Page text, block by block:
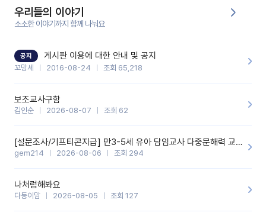
을 많이 하는데,꼬망봇 덕분에 고민하는 시간을 줄이고 학부모님을
안심시킬 수 있었습니다.이 부분은 꼬망봇이 추가로 알려준 응대 tip
입니다.학부모님께 전화를 드리기 전에, 내용을 숙지하여 좀 더 전문
성 있는 교사가 되어 대화를 나눌 수 있었습니다.꼬망세 AI학부모 응
기능을 개발해 주셔서 감사합니다.
우리들의 이야기
소소한 이야기까지 함께 나눠요
공지 게시판 이용에 대한 안내 및 공지
꼬망세 2016-08-24 조회 65,218
보조교사구함
김인순 2026-08-07 조회 62
[설문조사/기프티콘지급] 만3-5세 유아 담임교사 다중문해력 교육 증진을 위한 설문조사
gem214 2026-08-06 조회 294
나처럼해봐요
다둥이맘 2026-08-05 조회 127